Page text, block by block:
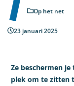
Op het net
23 januari 2025
Ze beschermen
plek om te zitten